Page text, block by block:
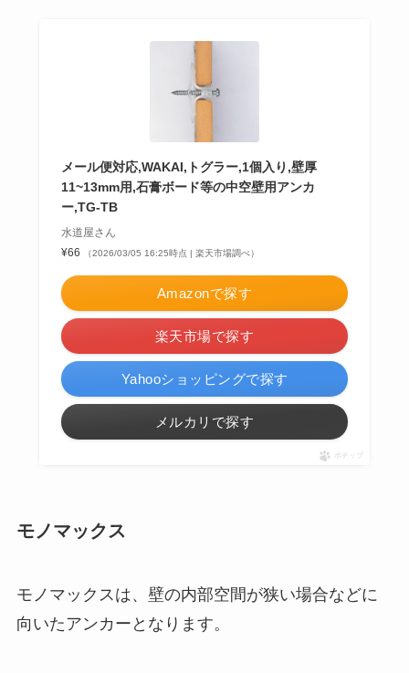
メール便対応,WAKAI,トグラー,1個入り,壁厚
11~13mm用,石膏ボード等の中空壁用アンカ
ー,TG-TB
水道屋さん
¥66
（2026/03/05 16:25時点 | 楽天市場調べ）
Amazonで探す
楽天市場で探す
Yahooショッピングで探す
メルカリで探す
ポチップ
モノマックス
モノマックスは、壁の内部空間が狭い場合などに
向いたアンカーとなります。